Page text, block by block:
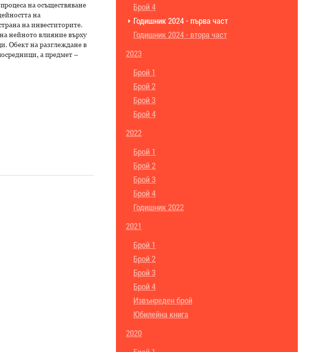
Брой 4
Годишник 2024 - първа част
Годишник 2024 - втора част
2023
Брой 1
Брой 2
Брой 3
Брой 4
2022
Брой 1
Брой 2
Брой 3
Брой 4
Годишник 2022
2021
Брой 1
Брой 2
Брой 3
Брой 4
Извънреден брой
Юбилейна книга
2020
на осъществяване
на
на инвеститорите.
нейното влияние върху
Обект на разглеждане в
а предмет –